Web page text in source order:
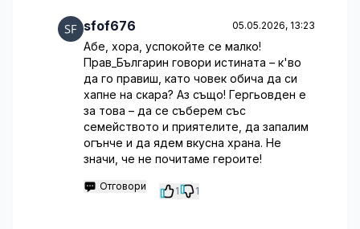
sfof676 05.05.2026, 13:23
Абе, хора, успокойте се малко!
Прав_Българин говори истината – к'во
да го правиш, като човек обича да си
хапне на скара? Аз също! Гергьовден е
за това – да се съберем със
семейството и приятелите, да запалим
огънче и да ядем вкусна храна. Не
значи, че не почитаме героите!
Отговори 1 1